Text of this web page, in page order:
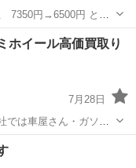
7350円→6500円 と大
にご提示のうえご利用
、人目を気にせず自分
ホイール高価買取り
7月28日
イールを高価買い取り
アルミホイール